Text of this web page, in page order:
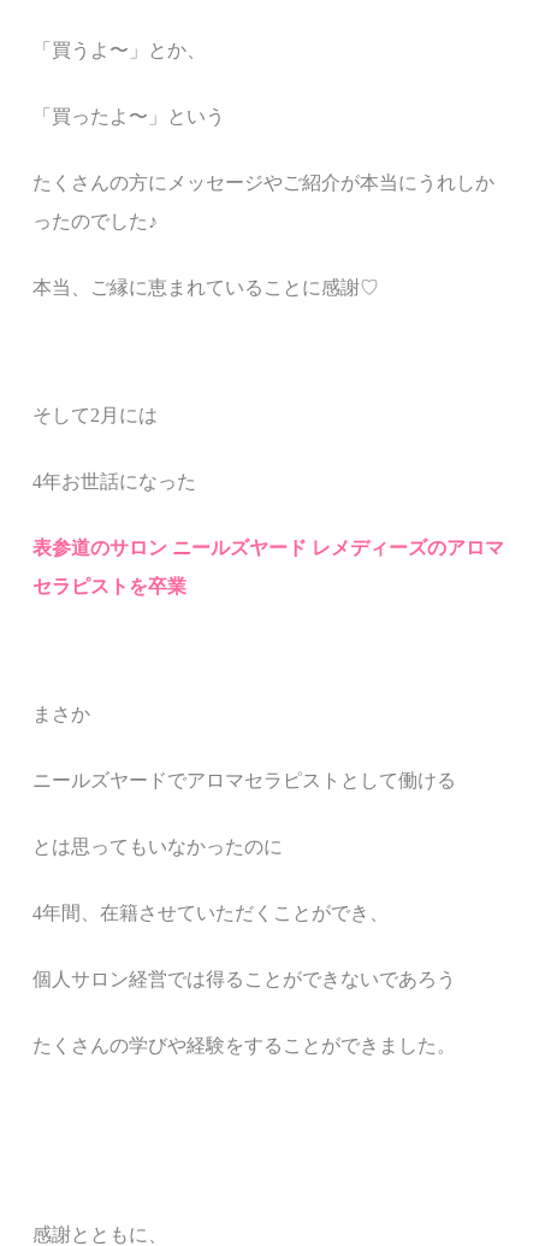
「買うよ〜」とか、
「買ったよ〜」という
たくさんの方にメッセージやご紹介が本当にうれしか
ったのでした♪
本当、ご縁に恵まれていることに感謝♡
そして2月には
4年お世話になった
表参道のサロン ニールズヤード レメディーズのアロマ
セラピストを卒業
まさか
ニールズヤードでアロマセラピストとして働ける
とは思ってもいなかったのに
4年間、在籍させていただくことができ、
個人サロン経営では得ることができないであろう
たくさんの学びや経験をすることができました。
感謝とともに、